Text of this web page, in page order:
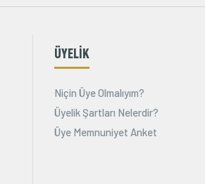
ÜYELİK
Niçin Üye Olmalıyım?
Üyelik Şartları Nelerdir?
Üye Memnuniyet Anket